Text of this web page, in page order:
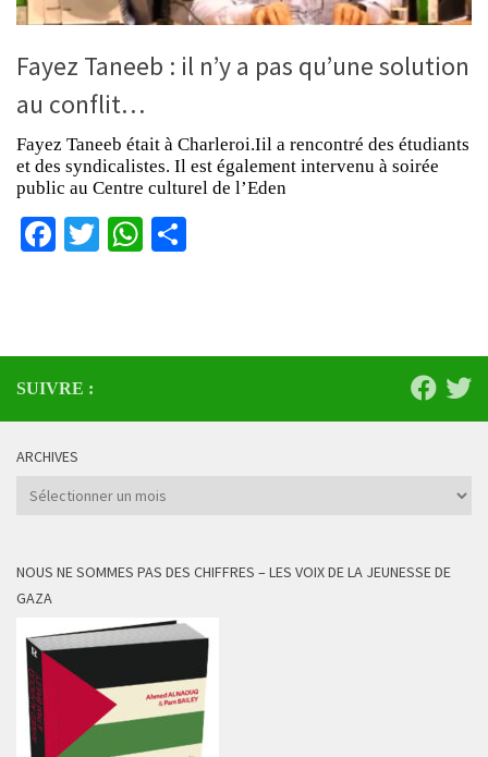
Fayez Taneeb : il n’y a pas qu’une solution
au conflit…
Fayez Taneeb était à Charleroi.Iil a rencontré des étudiants
et des syndicalistes. Il est également intervenu à soirée
public au Centre culturel de l’Eden
Facebook
TwitterWhatsApp
SUIVRE :
ARCHIVES
Archives
NOUS NE SOMMES PAS DES CHIFFRES – LES VOIX DE LA JEUNESSE DE
GAZA